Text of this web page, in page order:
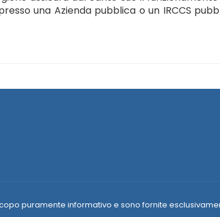
una Azienda pubblica o un IRCCS
puramente informativo e sono fornite